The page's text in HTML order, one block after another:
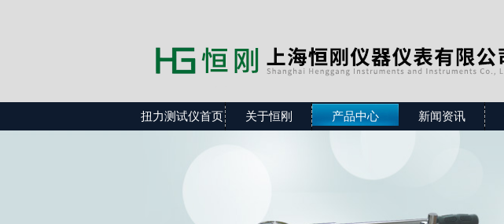
扭力测试仪首页 关于恒刚 产品中心 新闻资讯